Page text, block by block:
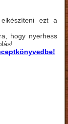
ezt a
hogy nyerhess